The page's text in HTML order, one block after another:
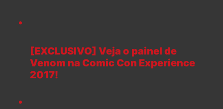
[EXCLUSIVO] Veja o painel de
Venom na Comic Con Experience
2017!